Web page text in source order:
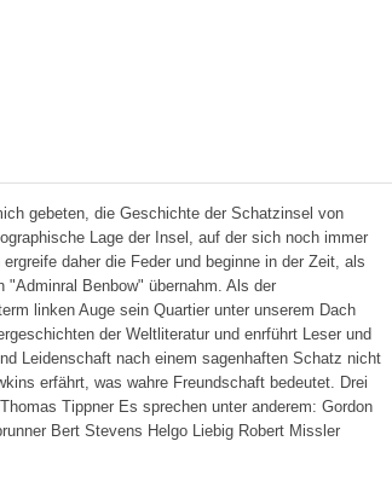
gebeten, die Geschichte der Schatzinsel von
Lage der Insel, auf der sich noch immer
daher die Feder und beginne in der Zeit, als
"Adminral Benbow" übernahm. Als der
linken Auge sein Quartier unter unserem Dach
der Weltliteratur und enrführt Leser und
Leidenschaft nach einem sagenhaften Schatz nicht
erfährt, was wahre Freundschaft bedeutet. Drei
Tippner Es sprechen unter anderem: Gordon
Bert Stevens Helgo Liebig Robert Missler